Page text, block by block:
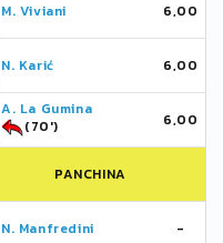
M. Viviani 6,00
N. Karić 6,00
A. La Gumina
(70')
6,00
PANCHINA
N. Manfredini -